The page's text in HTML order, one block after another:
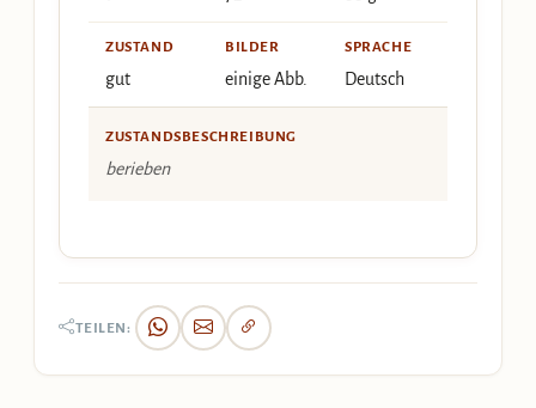
ZUSTAND
gut
BILDER
einige Abb.
SPRACHE
Deutsch
ZUSTANDSBESCHREIBUNG
berieben
TEILEN: